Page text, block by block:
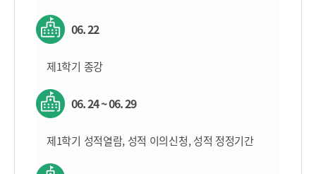
06. 22
제1학기 종강
06. 24 ~ 06. 29
제1학기 성적열람, 성적 이의신청, 성적 정정기간